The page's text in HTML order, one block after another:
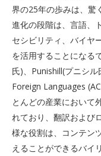
界の25年の歩みは、驚
進化の段階は、言語、
セシビリティ、バイヤ
を活用することになる
氏)、Punishill(プニシ
Foreign Languages
とんどの産業において
れており、翻訳および
様な役割は、コンテン
えることができるバイ